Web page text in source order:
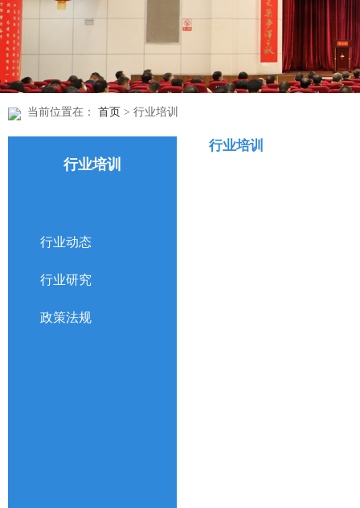
当前位置在： 首页 > 行业培训
行业培训
行业动态
行业研究
政策法规
行业培训